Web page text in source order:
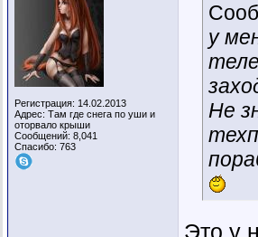
Регистрация: 14.02.2013
Адрес: Там где снега по уши и
оторвало крыши
Сообщений: 8,041
Спасибо: 763
у
Не
Это у